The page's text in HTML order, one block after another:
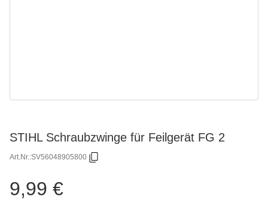
STIHL Schraubzwinge für Feilgerät FG 2
Art.Nr.:SV56048905800
9,99 €